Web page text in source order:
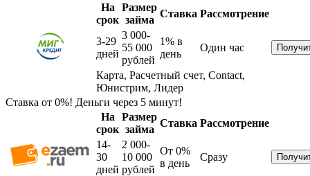
На
срок
Размер
займа
Ставка Рассмотрение
3-29
дней
3 000-
55 000
рублей
1% в
день
Один час
Карта, Расчетный счет, Contact,
Юнистрим, Лидер
Ставка от 0%! Деньги через 5 минут!
На
срок
Размер
займа
Ставка Рассмотрение
14-
30
дней
2 000-
10 000
рублей
От 0%
в день
Сразу